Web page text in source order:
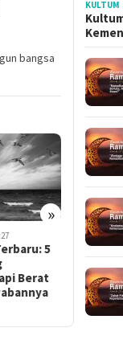
bangsa
»
5
Berat
Kamis, 6
Dosa
KULTUM